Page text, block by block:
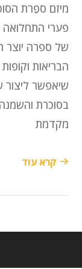
מיזם ספֵרת
פערי התחלואה
של ספרה יוצר
הבריאות
שיאפשר ליצור
בסוכרת
מקדמת
קרא עוד